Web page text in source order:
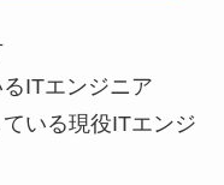
ITエンジニア
いる現役ITエンジ